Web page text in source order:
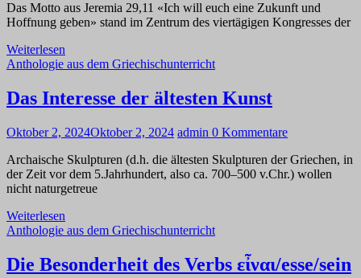
Das Motto aus Jeremia 29,11 «Ich will euch eine Zukunft und
Hoffnung geben» stand im Zentrum des viertägigen Kongresses der
Weiterlesen
Anthologie aus dem Griechischunterricht
Das Interesse der ältesten Kunst
Oktober 2, 2024Oktober 2, 2024 admin 0 Kommentare
Archaische Skulpturen (d.h. die ältesten Skulpturen der Griechen, in
der Zeit vor dem 5.Jahrhundert, also ca. 700–500 v.Chr.) wollen
nicht naturgetreue
Weiterlesen
Anthologie aus dem Griechischunterricht
Die Besonderheit des Verbs εἶναι/esse/sein